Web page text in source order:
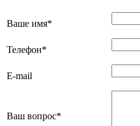
Ваше имя*
Телефон*
E-mail
Ваш вопрос*